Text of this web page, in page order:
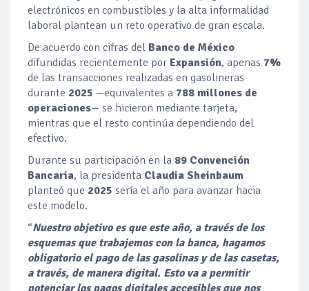
electrónicos en combustibles y la alta informalidad
laboral plantean un reto operativo de gran escala.
De acuerdo con cifras del Banco de México
difundidas recientemente por Expansión, apenas 7%
de las transacciones realizadas en gasolineras
durante 2025 —equivalentes a 788 millones de
operaciones— se hicieron mediante tarjeta,
mientras que el resto continúa dependiendo del
efectivo.
Durante su participación en la 89 Convención
Bancaria, la presidenta Claudia Sheinbaum
planteó que 2025 sería el año para avanzar hacia
este modelo.
“Nuestro objetivo es que este año, a través de los
esquemas que trabajemos con la banca, hagamos
obligatorio el pago de las gasolinas y de las casetas,
a través, de manera digital. Esto va a permitir